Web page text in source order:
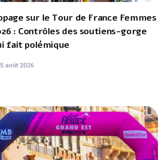
sur le Tour de France Femmes
: Contrôles des soutiens-gorge
fait polémique
5 août 2026